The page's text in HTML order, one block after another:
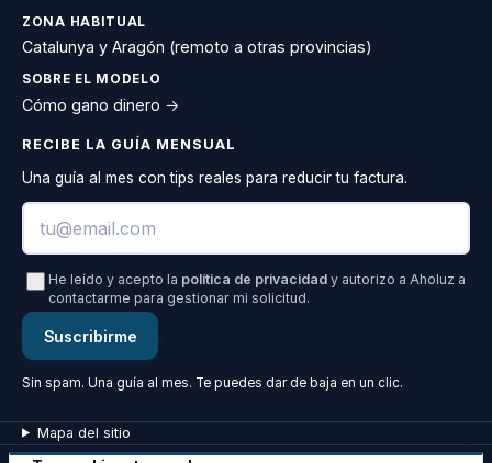
ZONA HABITUAL
Catalunya y Aragón (remoto a otras provincias)
SOBRE EL MODELO
Cómo gano dinero →
RECIBE LA GUÍA MENSUAL
Una guía al mes con tips reales para reducir tu factura.
Email
He leído y acepto la política de privacidad y autorizo a Aholuz a
contactarme para gestionar mi solicitud.
Suscribirme
Sin spam. Una guía al mes. Te puedes dar de baja en un clic.
Mapa del sitio